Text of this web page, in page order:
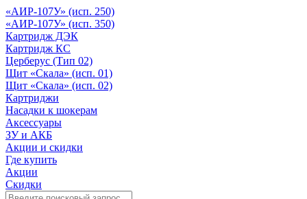
«АИР-107У» (исп. 250)
«АИР-107У» (исп. 350)
Картридж ДЭК
Картридж КС
Церберус (Тип 02)
Щит «Скала» (исп. 01)
Щит «Скала» (исп. 02)
Картриджи
Насадки к шокерам
Аксессуары
ЗУ и АКБ
Акции и скидки
Где купить
Акции
Скидки